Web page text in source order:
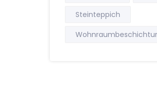
Steinteppich